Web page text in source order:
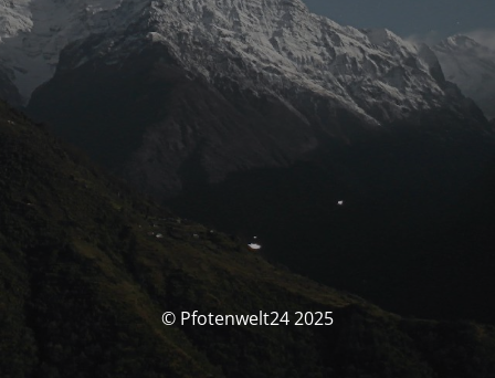
© Pfotenwelt24 2025